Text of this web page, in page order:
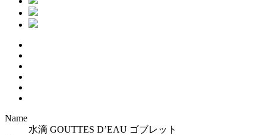
Name
水滴 GOUTTES D’EAU ゴブレット